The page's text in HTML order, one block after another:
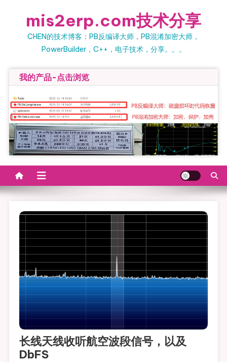
mis2erp.com技术分享
CHEN的技术博客：PB反编译大师，PB混淆加密大师，
PowerBuilder，C++，电子技术，分享。。。
我的产品-点击浏览
长线天线收听航空波段信号，以及
DbFS